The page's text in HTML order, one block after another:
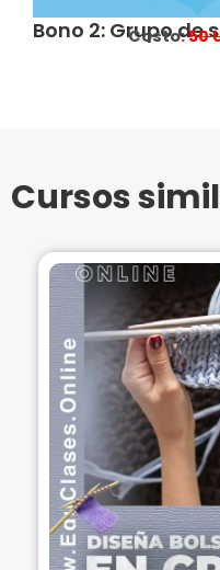
Bono 2: Grupo de
Costo:50
Cursos